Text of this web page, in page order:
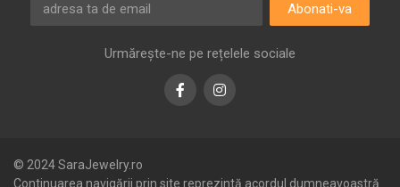
Abonati-va
Urmărește-ne pe rețelele sociale
FacebookInstagram
© 2024 SaraJewelry.ro
Continuarea navigării prin site reprezintă acordul dumneavoastră